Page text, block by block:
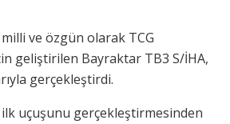
milli ve özgün olarak TCG
geliştirilen Bayraktar TB3 S/İHA,
gerçekleştirdi.
uçuşunu gerçekleştirmesinden